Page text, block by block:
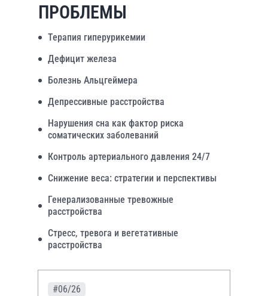
ПРОБЛЕМЫ
Терапия гиперурикемии
Дефицит железа
Болезнь Альцгеймера
Депрессивные расстройства
Нарушения сна как фактор риска
соматических заболеваний
Контроль артериального давления 24/7
Снижение веса: стратегии и перспективы
Генерализованные тревожные
расстройства
Стресс, тревога и вегетативные
расстройства
#06/26